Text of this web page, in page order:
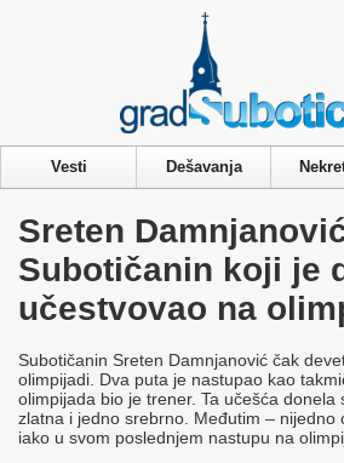
Vesti Dešavanja
Sreten
Subotičanin koji je
učestvovao na
Subotičanin Sreten Damnjanović čak
olimpijadi. Dva puta je nastupao kao
olimpijada bio je trener. Ta učešća donela
zlatna i jedno srebrno. Međutim – nijedno
iako u svom poslednjem nastupu na
Privacy & Cookies